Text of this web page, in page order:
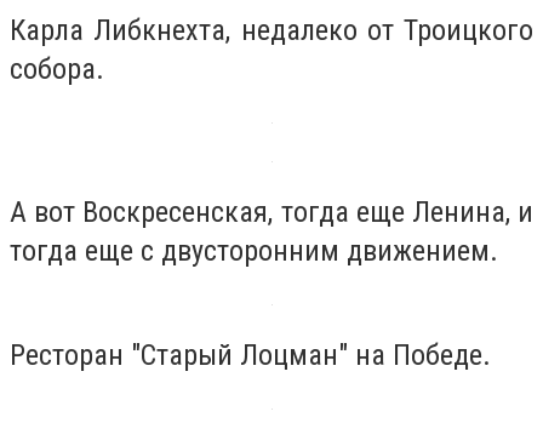
Карла Либкнехта, недалеко от Троицкого
собора.
А вот Воскресенская, тогда еще Ленина, и
тогда еще с двусторонним движением.
Ресторан "Старый Лоцман" на Победе.